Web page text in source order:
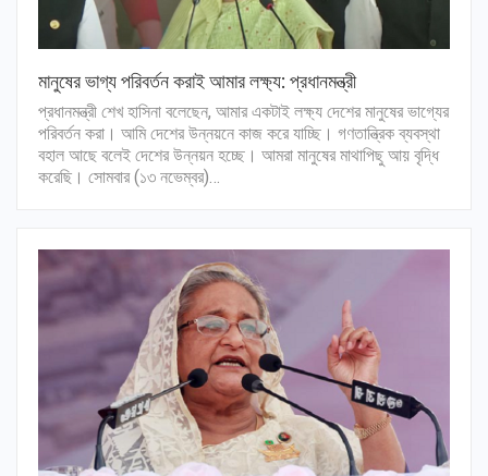
মানুষের ভাগ্য পরিবর্তন করাই আমার লক্ষ্য: প্রধানমন্ত্রী
প্রধানমন্ত্রী শেখ হাসিনা বলেছেন, আমার একটাই লক্ষ্য দেশের মানুষের ভাগ্যের
পরিবর্তন করা। আমি দেশের উন্নয়নে কাজ করে যাচ্ছি। গণতান্ত্রিক ব্যবস্থা
বহাল আছে বলেই দেশের উন্নয়ন হচ্ছে। আমরা মানুষের মাথাপিছু আয় বৃদ্ধি
করেছি। সোমবার (১৩ নভেম্বর)…